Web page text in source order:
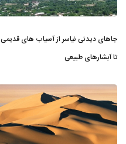
جاهای دیدنی نیاسر از آسیاب های قدیمی
تا آبشارهای طبیعی